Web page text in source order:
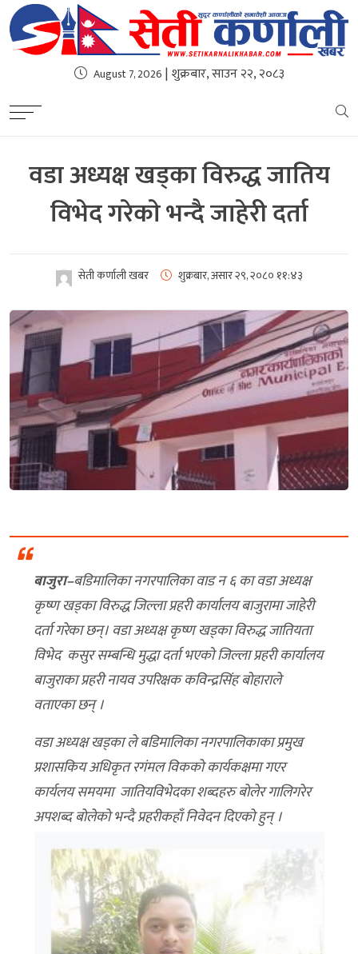
August 7, 2026 | शुक्रबार, साउन २२, २०८३
वडा अध्यक्ष खड्का विरुद्ध जातिय
विभेद गरेकाे भन्दै जाहेरी दर्ता
सेती कर्णाली खबर शुक्रबार, असार २९, २०८० ११:४३
बाजुरा–बडिमालिका नगरपालिका वाड न ६ का वडा अध्यक्ष
कृष्ण खड्का विरुद्ध जिल्ला प्रहरी कार्यालय बाजुरामा जाहेरी
दर्ता गरेका छन्। वडा अध्यक्ष कृष्ण खड्का विरुद्ध जातियता
विभेद कसुर सम्बन्धि मुद्धा दर्ता भएको जिल्ला प्रहरी कार्यालय
बाजुराका प्रहरी नायव उपरिक्षक कविन्द्रसिंह बोहाराले
वताएका छन् ।
वडा अध्यक्ष खड्का ले बडिमालिका नगरपालिकाका प्रमुख
प्रशासकिय अधिकृत रगंमल विककाे कार्यकक्षमा गएर
कार्यलय समयमा जातियविभेदका शब्दहरु बाेलेर गालिगरेर
अपशब्द बाेलेकाे भन्दै प्रहरीकहाँ निवेदन दिएकाे हुन् ।